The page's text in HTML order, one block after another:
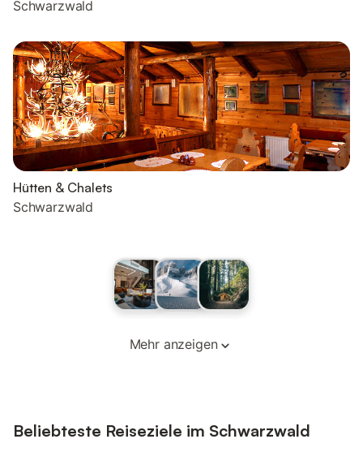
Schwarzwald
Hütten & Chalets
Schwarzwald
Mehr anzeigen
Beliebteste Reiseziele im Schwarzwald